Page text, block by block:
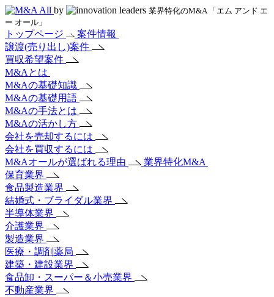
by
業界特化のM&A 「エム アンド エ
ー オール」
トップページ
案件情報
譲渡(売り出し)案件
買収希望案件
M&Aとは
M&Aの基礎知識
M&Aの基礎用語
M&Aの手法とは
M&Aの活かし方
会社を売却するには
会社を買収するには
M&Aオールが選ばれる理由
業界特化M&A
保育業界
食品製造業界
結婚式・ブライダル業界
半導体業界
介護業界
製造業界
医療・調剤薬局
建築・建設業界
食品卸・スーパー＆小売業界
不動産業界